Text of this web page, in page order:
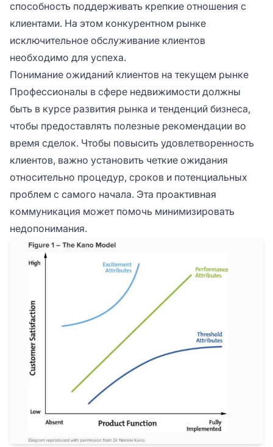
способность поддерживать крепкие отношения с
клиентами. На этом конкурентном рынке
исключительное обслуживание клиентов
необходимо для успеха.
Понимание ожиданий клиентов на текущем рынке
Профессионалы в сфере недвижимости должны
быть в курсе развития рынка и тенденций бизнеса,
чтобы предоставлять полезные рекомендации во
время сделок. Чтобы повысить удовлетворенность
клиентов, важно установить четкие ожидания
относительно процедур, сроков и потенциальных
проблем с самого начала. Эта проактивная
коммуникация может помочь минимизировать
недопонимания.